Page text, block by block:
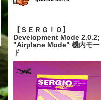
【 ＳＥＲＧＩＯ】
Development Mode 2.0.2;
"Airplane Mode" 機内モー
ド